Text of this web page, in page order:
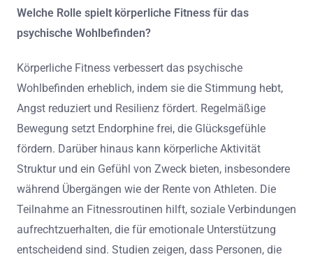
Welche Rolle spielt körperliche Fitness für das
psychische Wohlbefinden?
Körperliche Fitness verbessert das psychische
Wohlbefinden erheblich, indem sie die Stimmung hebt,
Angst reduziert und Resilienz fördert. Regelmäßige
Bewegung setzt Endorphine frei, die Glücksgefühle
fördern. Darüber hinaus kann körperliche Aktivität
Struktur und ein Gefühl von Zweck bieten, insbesondere
während Übergängen wie der Rente von Athleten. Die
Teilnahme an Fitnessroutinen hilft, soziale Verbindungen
aufrechtzuerhalten, die für emotionale Unterstützung
entscheidend sind. Studien zeigen, dass Personen, die